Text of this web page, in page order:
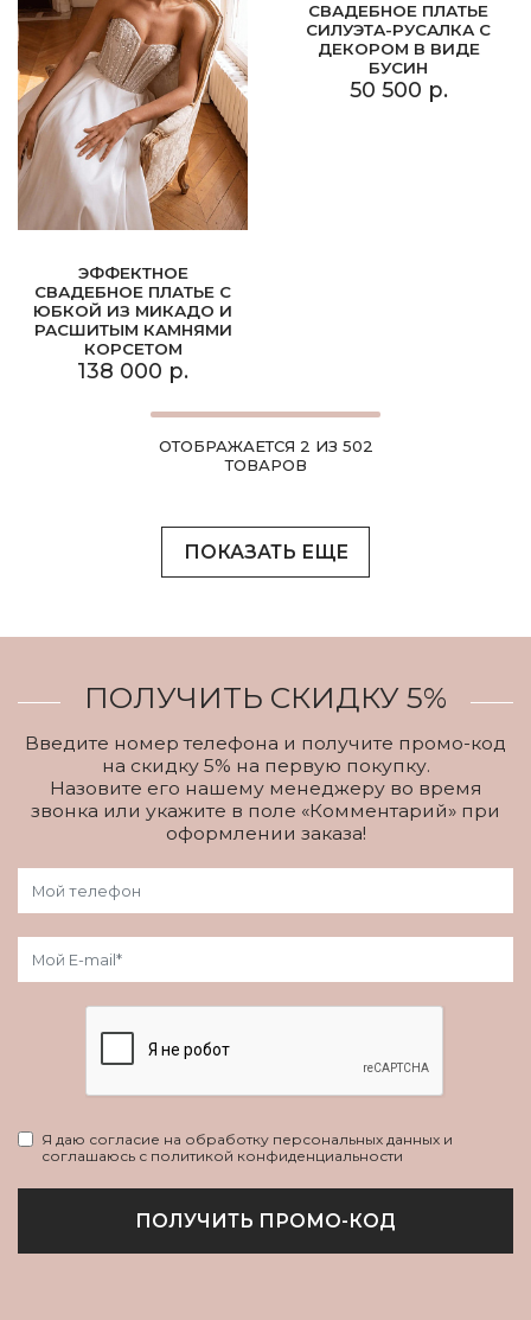
ЭФФЕКТНОЕ
СВАДЕБНОЕ ПЛАТЬЕ С
ЮБКОЙ ИЗ МИКАДО И
РАСШИТЫМ КАМНЯМИ
КОРСЕТОМ
138 000 р.
СВАДЕБНОЕ ПЛАТЬЕ
СИЛУЭТА-РУСАЛКА С
ДЕКОРОМ В ВИДЕ
БУСИН
50 500 р.
ОТОБРАЖАЕТСЯ 2 ИЗ 502
ТОВАРОВ
ПОКАЗАТЬ ЕЩЕ
ПОЛУЧИТЬ СКИДКУ 5%
Введите номер телефона и получите промо-код
на скидку 5% на первую покупку.
Назовите его нашему менеджеру во время
звонка или укажите в поле «Комментарий» при
оформлении заказа!
Я даю согласие на обработку персональных данных и
соглашаюсь с политикой конфиденциальности
ПОЛУЧИТЬ ПРОМО-КОД